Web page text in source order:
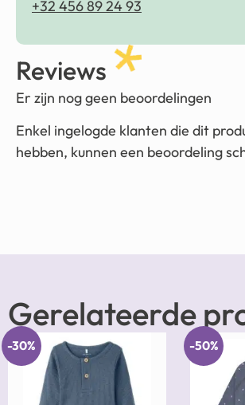
+32 456 89 24 93
Reviews
Er zijn nog geen beoordelingen
Enkel ingelogde klanten die dit
hebben, kunnen een beoordeling
Gerelateerde
-30% -50%